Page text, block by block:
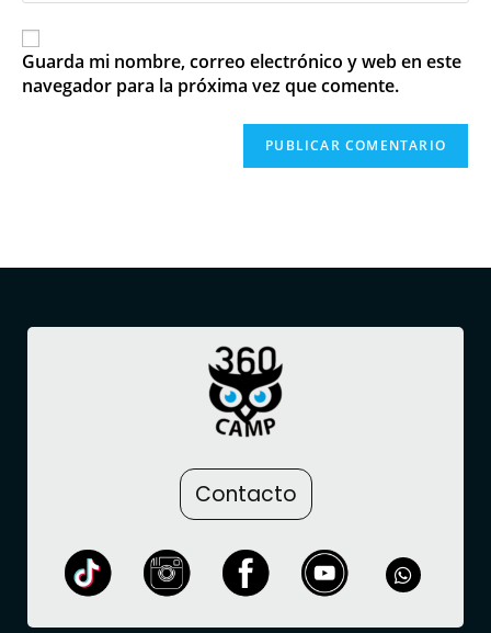
Guarda mi nombre, correo electrónico y web en este
navegador para la próxima vez que comente.
Contacto